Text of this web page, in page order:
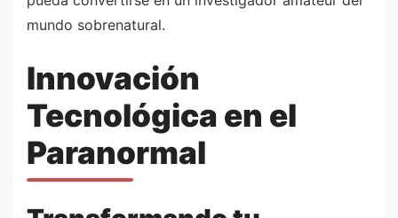
mundo sobrenatural.
Innovación
Tecnológica en el
Paranormal